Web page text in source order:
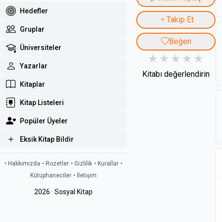
Hedefler
Gruplar
Üniversiteler
Yazarlar
Kitaplar
Kitap Listeleri
Popüler Üyeler
Eksik Kitap Bildir
• Hakkımızda • Rozetler • Gizlilik • Kurallar •
Kütüphaneciler • İletişim
2026 · Sosyal Kitap
Takip Et
Beğen
Kitabı değerlendirin